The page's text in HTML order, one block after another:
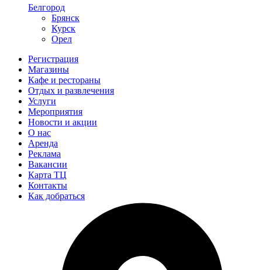
Белгород
Брянск
Курск
Орел
Регистрация
Магазины
Кафе и рестораны
Отдых и развлечения
Услуги
Мероприятия
Новости и акции
О нас
Аренда
Реклама
Вакансии
Карта ТЦ
Контакты
Как добраться